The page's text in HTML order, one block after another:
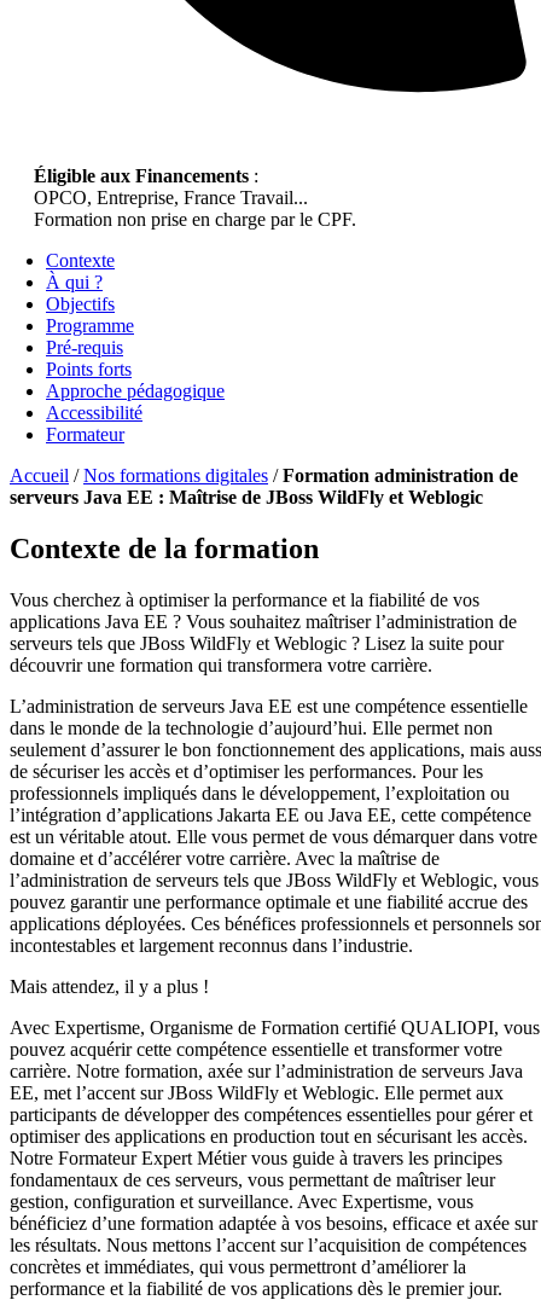
Éligible aux Financements :
OPCO, Entreprise, France Travail...
Formation non prise en charge par le CPF.
Contexte
À qui ?
Objectifs
Programme
Pré-requis
Points forts
Approche pédagogique
Accessibilité
Formateur
Accueil /Nos formations digitales /Formation administration de
serveurs Java EE : Maîtrise de JBoss WildFly et Weblogic
Contexte de la formation
Vous cherchez à optimiser la performance et la fiabilité de vos
applications Java EE ? Vous souhaitez maîtriser l’administration de
serveurs tels que JBoss WildFly et Weblogic ? Lisez la suite pour
découvrir une formation qui transformera votre carrière.
L’administration de serveurs Java EE est une compétence essentielle
dans le monde de la technologie d’aujourd’hui. Elle permet non
seulement d’assurer le bon fonctionnement des applications, mais
de sécuriser les accès et d’optimiser les performances. Pour les
professionnels impliqués dans le développement, l’exploitation ou
l’intégration d’applications Jakarta EE ou Java EE, cette compétence
est un véritable atout. Elle vous permet de vous démarquer dans votre
domaine et d’accélérer votre carrière. Avec la maîtrise de
l’administration de serveurs tels que JBoss WildFly et Weblogic, vous
pouvez garantir une performance optimale et une fiabilité accrue des
applications déployées. Ces bénéfices professionnels et personnels
incontestables et largement reconnus dans l’industrie.
Mais attendez, il y a plus !
Avec Expertisme, Organisme de Formation certifié QUALIOPI, vous
pouvez acquérir cette compétence essentielle et transformer votre
carrière. Notre formation, axée sur l’administration de serveurs Java
EE, met l’accent sur JBoss WildFly et Weblogic. Elle permet aux
participants de développer des compétences essentielles pour gérer et
optimiser des applications en production tout en sécurisant les accès.
Notre Formateur Expert Métier vous guide à travers les principes
fondamentaux de ces serveurs, vous permettant de maîtriser leur
gestion, configuration et surveillance. Avec Expertisme, vous
bénéficiez d’une formation adaptée à vos besoins, efficace et axée sur
les résultats. Nous mettons l’accent sur l’acquisition de compétences
concrètes et immédiates, qui vous permettront d’améliorer la
performance et la fiabilité de vos applications dès le premier jour.